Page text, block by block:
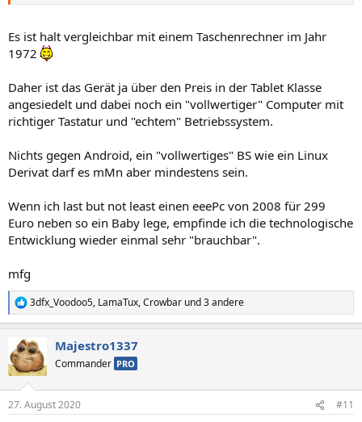
Es ist halt vergleichbar mit einem Taschenrechner im Jahr
1972
Daher ist das Gerät ja über den Preis in der Tablet Klasse
angesiedelt und dabei noch ein "vollwertiger" Computer mit
richtiger Tastatur und "echtem" Betriebssystem.
Nichts gegen Android, ein "vollwertiges" BS wie ein Linux
Derivat darf es mMn aber mindestens sein.
Wenn ich last but not least einen eeePc von 2008 für 299
Euro neben so ein Baby lege, empfinde ich die technologische
Entwicklung wieder einmal sehr "brauchbar".
mfg
R
e
k
t
i
e
3dfx_Voodoo5, LamaTux,Crowbar und 3 andere
Majestro1337
Commander PRO
27. August 2020 #11